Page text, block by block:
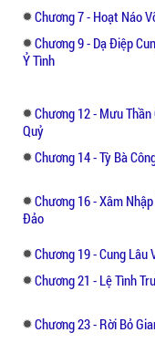
Chương 7 - Hoạt Náo
Chương 9 - Dạ Điệp
Ỷ Tình
Chương 12 - Mưu
Quỷ
Chương 14 - Tỳ Bà
Chương 16 - Xâm
Đảo
Chương 19 - Cung Lâu
Chương 21 - Lệ Tình
Chương 23 - Rời Bỏ